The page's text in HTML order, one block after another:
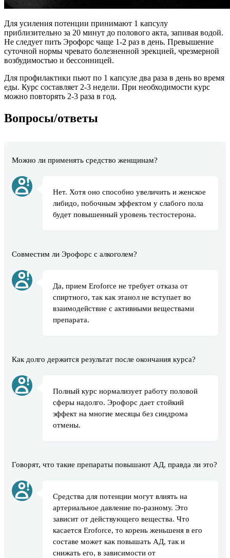
Для усиления потенции принимают 1 капсулу
приблизительно за 20 минут до полового акта, запивая водой.
Не следует пить Эрофорс чаще 1-2 раз в день. Превышение
суточной нормы чревато болезненной эрекцией, чрезмерной
возбудимостью и бессонницей.
Для профилактики пьют по 1 капсуле два раза в день во время
еды. Курс составляет 2-3 недели. При необходимости курс
можно повторять 2-3 раза в год.
Вопросы/ответы
Можно ли применять средство женщинам?
Нет. Хотя оно способно увеличить и женское
либидо, побочным эффектом у слабого пола
будет повышенный уровень тестостерона.
Совместим ли Эрофорс с алкоголем?
Да, прием Eroforce не требует отказа от
спиртного, так как этанол не вступает во
взаимодействие с активными веществами
препарата.
Как долго держится результат после окончания курса?
Полный курс нормализует работу половой
сферы надолго. Эрофорс дает стойкий
эффект на многие месяцы без синдрома
отмены.
Говорят, что такие препараты повышают АД, правда ли это?
Средства для потенции могут влиять на
артериальное давление по-разному. Это
зависит от действующего вещества. Что
касается Eroforce, то корень женьшеня в его
составе может как повышать АД, так и
снижать его, в зависимости от